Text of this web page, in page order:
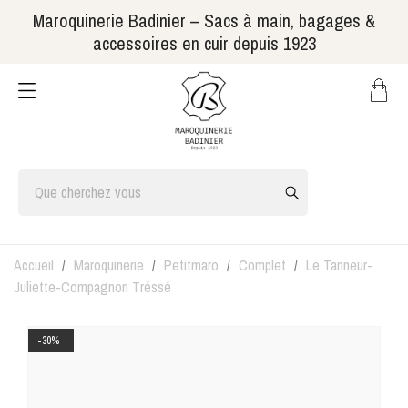
Maroquinerie Badinier – Sacs à main, bagages &
accessoires en cuir depuis 1923
Accueil Maroquinerie Petitmaro Complet
Le Tanneur-
Juliette-Compagnon Tréssé
-30%